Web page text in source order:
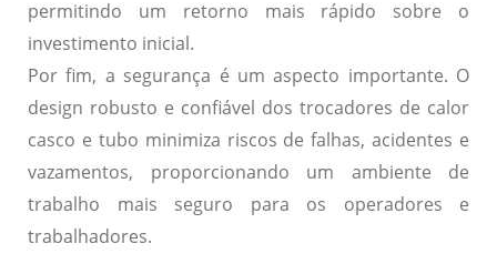
permitindo um retorno mais rápido sobre o
investimento inicial.
Por fim, a segurança é um aspecto importante. O
design robusto e confiável dos trocadores de calor
casco e tubo minimiza riscos de falhas, acidentes e
vazamentos, proporcionando um ambiente de
trabalho mais seguro para os operadores e
trabalhadores.